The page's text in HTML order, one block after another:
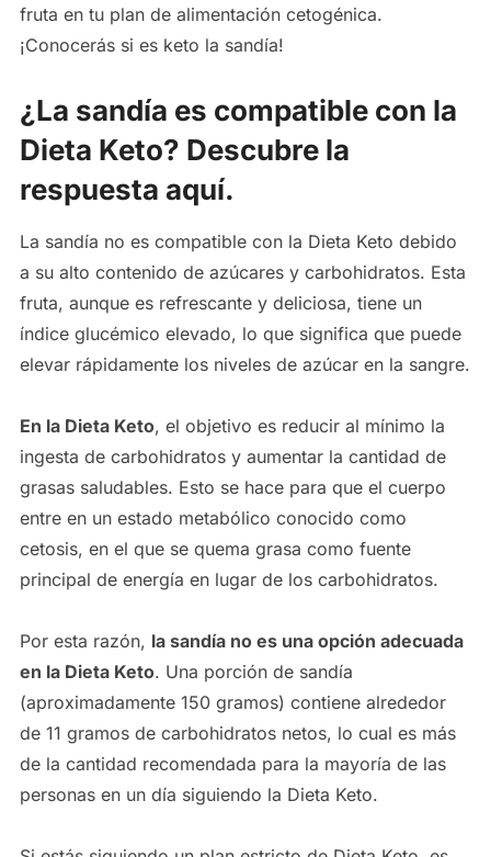
fruta en tu plan de alimentación cetogénica.
¡Conocerás si es keto la sandía!
¿La sandía es compatible con la
Dieta Keto? Descubre la
respuesta aquí.
La sandía no es compatible con la Dieta Keto debido
a su alto contenido de azúcares y carbohidratos. Esta
fruta, aunque es refrescante y deliciosa, tiene un
índice glucémico elevado, lo que significa que puede
elevar rápidamente los niveles de azúcar en la sangre.
En la Dieta Keto, el objetivo es reducir al mínimo la
ingesta de carbohidratos y aumentar la cantidad de
grasas saludables. Esto se hace para que el cuerpo
entre en un estado metabólico conocido como
cetosis, en el que se quema grasa como fuente
principal de energía en lugar de los carbohidratos.
Por esta razón, la sandía no es una opción adecuada
en la Dieta Keto. Una porción de sandía
(aproximadamente 150 gramos) contiene alrededor
de 11 gramos de carbohidratos netos, lo cual es más
de la cantidad recomendada para la mayoría de las
personas en un día siguiendo la Dieta Keto.